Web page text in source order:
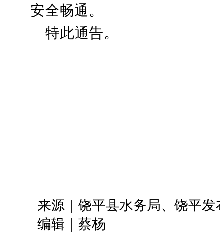
安全畅通。
特此通告。
来源｜饶平县水务局、饶平发
编辑｜蔡杨